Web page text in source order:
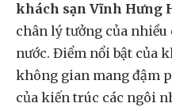
khách sạn Vĩnh Hưng
chân lý tưởng của
nước. Điểm nổi bật của
không gian mang đậm
của kiến trúc các ngôi